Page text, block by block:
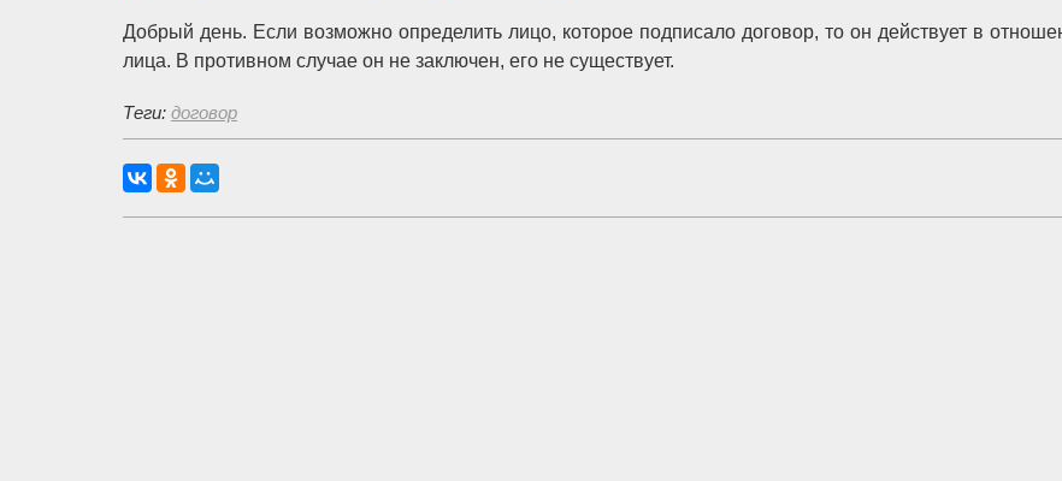
Добрый день. Если возможно определить лицо, которое подписало договор, то он действует в
лица. В противном случае он не заключен, его не существует.
Теги: договор